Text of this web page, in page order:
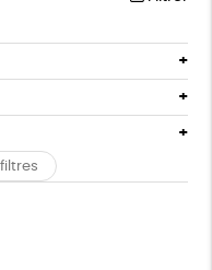
vegan